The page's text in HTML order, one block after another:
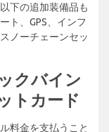
下の追加装備品も
ト、GPS、インフ
ノーチェーンセッ
クバイン
トカード
料金を支払うこと